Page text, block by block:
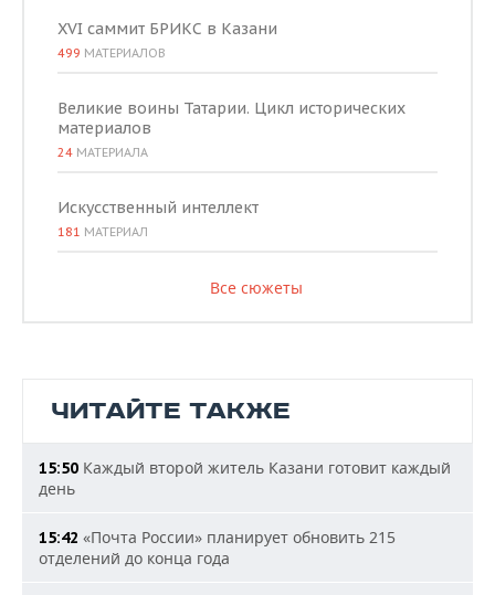
XVI саммит БРИКС в Казани
499 МАТЕРИАЛОВ
Великие воины Татарии. Цикл исторических
материалов
24 МАТЕРИАЛА
Искусственный интеллект
181 МАТЕРИАЛ
Все сюжеты
ЧИТАЙТЕ ТАКЖЕ
15:50 Каждый второй житель Казани готовит каждый
день
15:42 «Почта России» планирует обновить 215
отделений до конца года